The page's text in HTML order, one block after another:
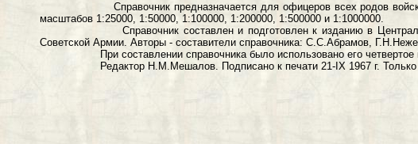
Справочник предназначается для офицеров всех родов войск и
масштабов 1:25000, 1:50000, 1:100000, 1:200000, 1:500000 и 1:1000000.
Справочник составлен и подготовлен к изданию в Центральной
Советской Армии. Авторы - составители справочника: С.С.Абрамов,
При составлении справочника было использовано его четвертое
Редактор Н.М.Мешалов. Подписано к печати 21-IХ 1967 г. Только для